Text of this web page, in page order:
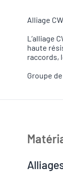
Alliage
L’alliage
haute
raccords,
Groupe